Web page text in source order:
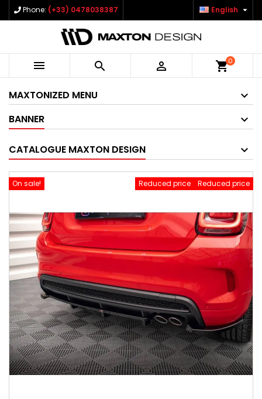
Phone: (+33) 0478038387 English 
   shopping_cart0
MAXTONIZED MENU
BANNER
CATALOGUE MAXTON DESIGN
On sale! Reduced price
Reduced price